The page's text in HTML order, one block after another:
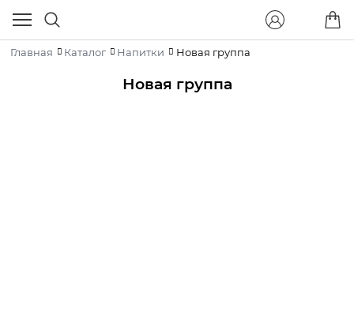
Главная Каталог Напитки Новая группа
Новая группа